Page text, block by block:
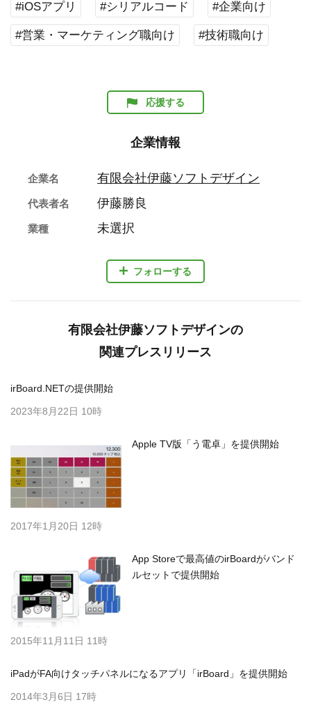
#iOSアプリ #シリアルコード #企業向け
#営業・マーケティング職向け #技術職向け
応援する
企業情報
フォローする
企業名 有限会社伊藤ソフトデザイン
代表者名 伊藤勝良
業種 未選択
有限会社伊藤ソフトデザインの
関連プレスリリース
irBoard.NETの提供開始
2023年8月22日 10時
Apple TV版「う電卓」を提供開始
2017年1月20日 12時
App Storeで最高値のirBoardがバンド
ルセットで提供開始
2015年11月11日 11時
iPadがFA向けタッチパネルになるアプリ「irBoard」を提供開始
2014年3月6日 17時